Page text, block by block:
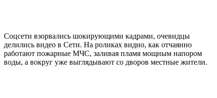
Соцсети взорвались шокирующими кадрами, очевидцы
делились видео в Сети. На роликах видно, как отчаянно
работают пожарные МЧС, заливая пламя мощным напором
воды, а вокруг уже выглядывают со дворов местные жители.